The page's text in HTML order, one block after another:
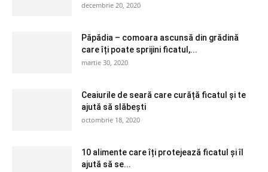
decembrie 20, 2020
Păpădia – comoara ascunsă din grădină
care îți poate sprijini ficatul,...
martie 30, 2020
Ceaiurile de seară care curăță ficatul și te
ajută să slăbești
octombrie 18, 2020
10 alimente care îți protejează ficatul și îl
ajută să se...